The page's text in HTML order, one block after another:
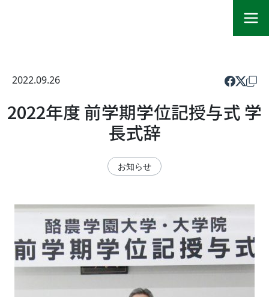
2022.09.26
2022年度 前学期学位記授与式 学
長式辞
お知らせ